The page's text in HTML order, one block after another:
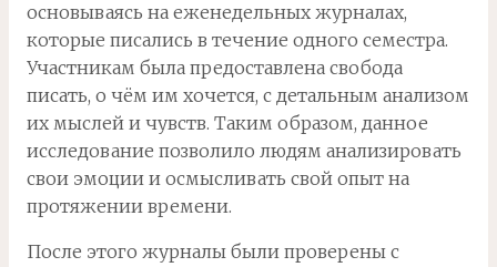
основываясь на еженедельных журналах,
которые писались в течение одного семестра.
Участникам была предоставлена свобода
писать, о чём им хочется, с детальным анализом
их мыслей и чувств. Таким образом, данное
исследование позволило людям анализировать
свои эмоции и осмысливать свой опыт на
протяжении времени.
После этого журналы были проверены с